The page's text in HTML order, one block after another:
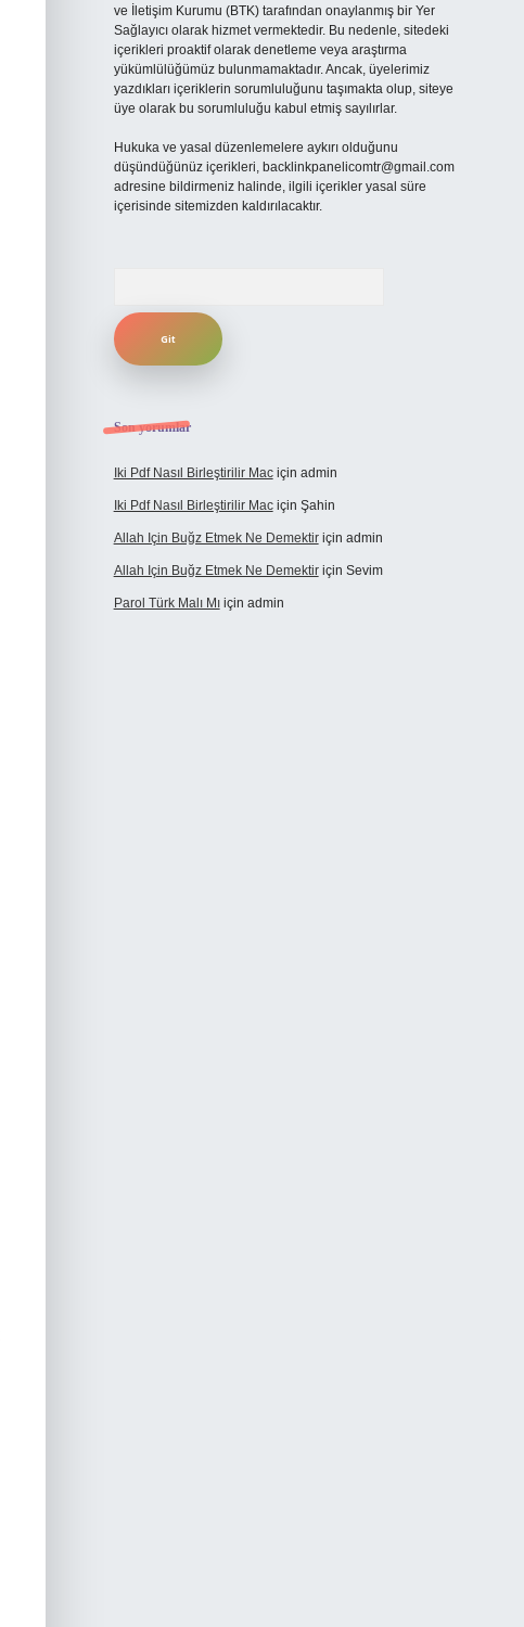
ve İletişim Kurumu (BTK) tarafından onaylanmış bir Yer
Sağlayıcı olarak hizmet vermektedir. Bu nedenle, sitedeki
içerikleri proaktif olarak denetleme veya araştırma
yükümlülüğümüz bulunmamaktadır. Ancak, üyelerimiz
yazdıkları içeriklerin sorumluluğunu taşımakta olup, siteye
üye olarak bu sorumluluğu kabul etmiş sayılırlar.
Hukuka ve yasal düzenlemelere aykırı olduğunu
düşündüğünüz içerikleri, backlinkpanelicomtr@gmail.com
adresine bildirmeniz halinde, ilgili içerikler yasal süre
içerisinde sitemizden kaldırılacaktır.
Son yorumlar
Iki Pdf Nasıl Birleştirilir Maciçin admin
Iki Pdf Nasıl Birleştirilir Maciçin Şahin
Allah Için Buğz Etmek Ne Demektiriçin admin
Allah Için Buğz Etmek Ne Demektiriçin Sevim
Parol Türk Malı Mıiçin admin